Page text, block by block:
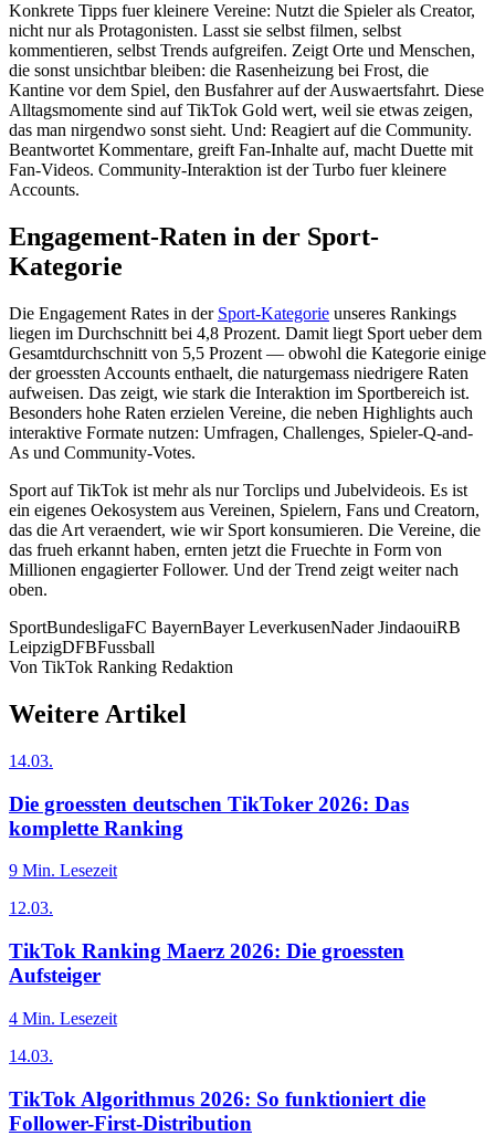
Konkrete Tipps fuer kleinere Vereine: Nutzt die Spieler als Creator,
nicht nur als Protagonisten. Lasst sie selbst filmen, selbst
kommentieren, selbst Trends aufgreifen. Zeigt Orte und Menschen,
die sonst unsichtbar bleiben: die Rasenheizung bei Frost, die
Kantine vor dem Spiel, den Busfahrer auf der Auswaertsfahrt. Diese
Alltagsmomente sind auf TikTok Gold wert, weil sie etwas zeigen,
das man nirgendwo sonst sieht. Und: Reagiert auf die Community.
Beantwortet Kommentare, greift Fan-Inhalte auf, macht Duette mit
Fan-Videos. Community-Interaktion ist der Turbo fuer kleinere
Accounts.
Engagement-Raten in der Sport-
Kategorie
Die Engagement Rates in der Sport-Kategorie unseres Rankings
liegen im Durchschnitt bei 4,8 Prozent. Damit liegt Sport ueber dem
Gesamtdurchschnitt von 5,5 Prozent — obwohl die Kategorie einige
der groessten Accounts enthaelt, die naturgemass niedrigere Raten
aufweisen. Das zeigt, wie stark die Interaktion im Sportbereich ist.
Besonders hohe Raten erzielen Vereine, die neben Highlights auch
interaktive Formate nutzen: Umfragen, Challenges, Spieler-Q-and-
As und Community-Votes.
Sport auf TikTok ist mehr als nur Torclips und Jubelvideois. Es ist
ein eigenes Oekosystem aus Vereinen, Spielern, Fans und Creatorn,
das die Art veraendert, wie wir Sport konsumieren. Die Vereine, die
das frueh erkannt haben, ernten jetzt die Fruechte in Form von
Millionen engagierter Follower. Und der Trend zeigt weiter nach
oben.
SportBundesligaFC BayernBayer LeverkusenNader JindaouiRB
LeipzigDFBFussball
Von TikTok Ranking Redaktion
Weitere Artikel
14.03.
Die groessten deutschen TikToker 2026: Das
komplette Ranking
9 Min. Lesezeit
12.03.
TikTok Ranking Maerz 2026: Die groessten
Aufsteiger
4 Min. Lesezeit
14.03.
TikTok Algorithmus 2026: So funktioniert die
Follower-First-Distribution